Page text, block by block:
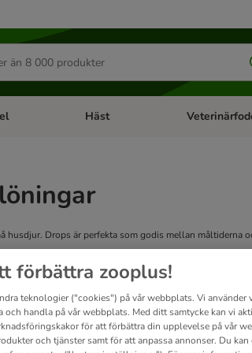
menu: FiskOpen category menu: Fågel
Häst Open category
husdjur. Drops är perfekta som godis mellan måltiderna
förbättra zooplus!
teknologier ("cookies") på vår webbplats. Vi använder
och handla på vår webbplats. Med ditt samtycke kan vi
för att förbättra din upplevelse på vår
och tjänster samt för att anpassa annonser. Du kan